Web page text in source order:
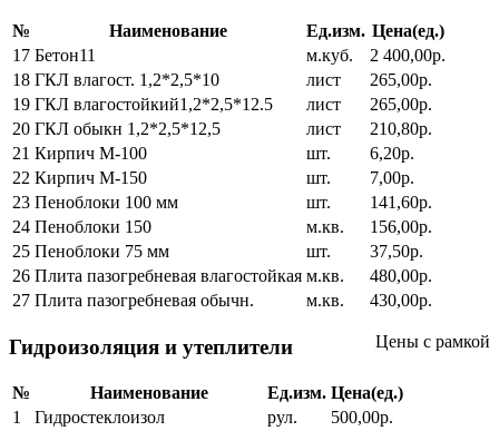
№ Наименование Ед.изм. Цена(ед.)
17 Бетон11 м.куб.
2 400,00р.
18 ГКЛ влагост. 1,2*2,5*10 лист
265,00р.
19 ГКЛ влагостойкий1,2*2,5*12.5 лист
265,00р.
20 ГКЛ обыкн 1,2*2,5*12,5 лист
210,80р.
21 Кирпич М-100 шт.
6,20р.
22 Кирпич М-150 шт.
7,00р.
23 Пеноблоки 100 мм шт.
141,60р.
24 Пеноблоки 150 м.кв.
156,00р.
25 Пеноблоки 75 мм шт.
37,50р.
26 Плита пазогребневая влагостойкая м.кв.
480,00р.
27 Плита пазогребневая обычн. м.кв. 430,00р.
Цены с рамкой
Гидроизоляция и утеплители
№ Наименование Ед.изм. Цена(ед.)
1
Гидростеклоизол рул.
500,00р.